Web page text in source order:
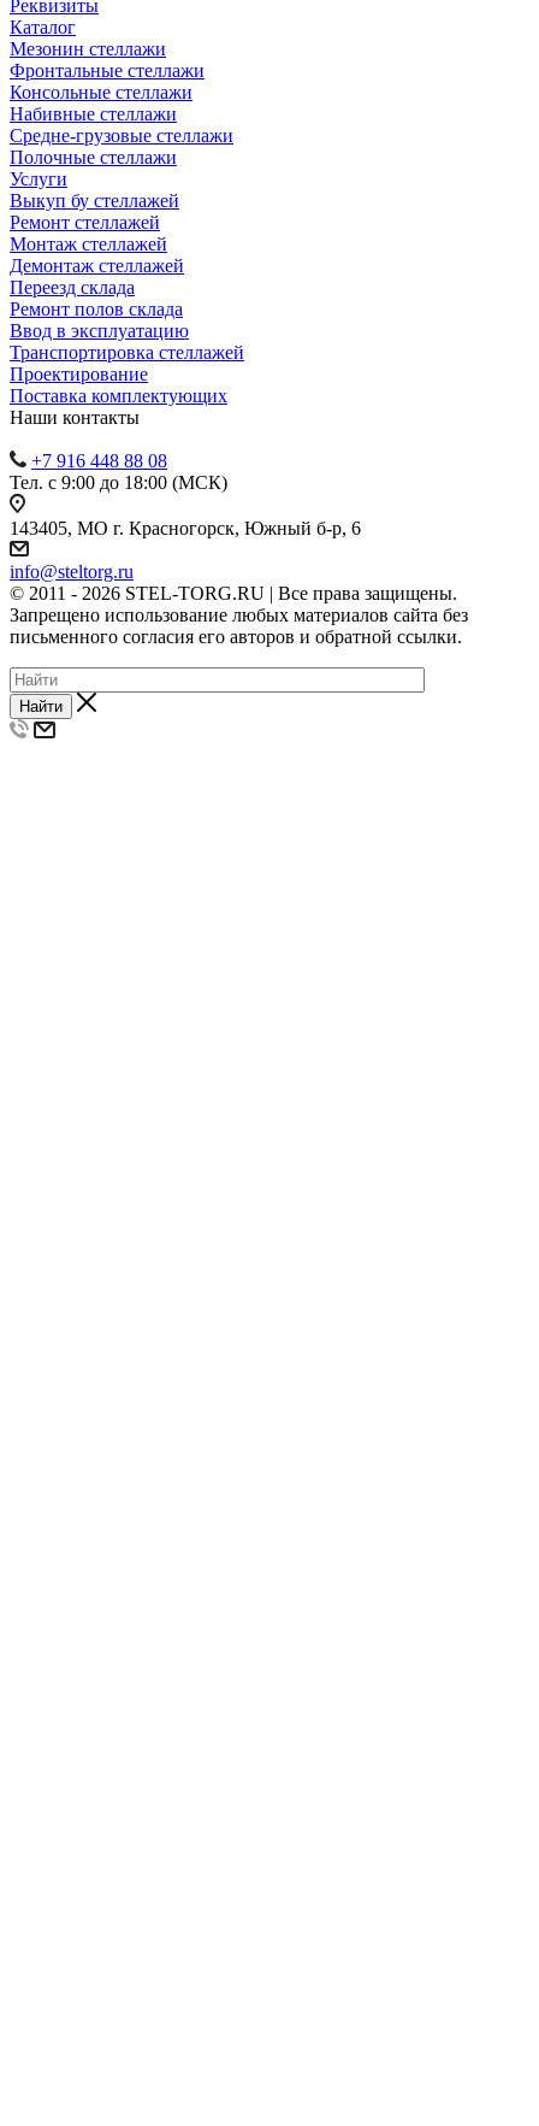
Реквизиты
Каталог
Мезонин стеллажи
Фронтальные стеллажи
Консольные стеллажи
Набивные стеллажи
Средне-грузовые стеллажи
Полочные стеллажи
Услуги
Выкуп бу стеллажей
Ремонт стеллажей
Монтаж стеллажей
Демонтаж стеллажей
Переезд склада
Ремонт полов склада
Ввод в эксплуатацию
Транспортировка стеллажей
Проектирование
Поставка комплектующих
Наши контакты
+7 916 448 88 08
Тел. с 9:00 до 18:00 (МСК)
143405, МО г. Красногорск, Южный б-р, 6
info@steltorg.ru
© 2011 - 2026 STEL-TORG.RU | Все права защищены.
Запрещено использование любых материалов сайта без
письменного согласия его авторов и обратной ссылки.
Найти